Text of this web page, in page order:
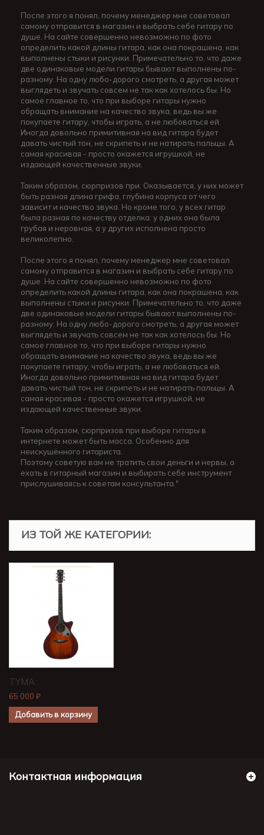
После этого я понял, почему менеджер мне советовал
самому отправится в магазин и выбрать себе гитару по
душе. На сайте совершенно невозможно по фото
определить какой длины гитара, как она покрашена, как
выполнены стыки и рисунки. Примечательно то, что даже
две одинаковые модели гитары бывают выполнены по-
разному. На одну любо-дорого смотреть, а другая может
выглядеть и звучать совсем не так как хотелось бы. Но
самое главное то, что при выборе гитары нужно
обращать внимание на качество звука, ведь вы же
покупаете гитару, чтобы играть, а не любоваться ей.
Иногда довольно примитивная на вид гитара будет
давать чистый тон, не скрипеть и не натирать пальцы. А
самая красивая - просто окажется игрушкой, не
издающей качественные звуки.
Таким образом, сюрпризов при. Оказывается, у них может
быть разная длина грифа, глубина корпуса от чего
зависит и качество звука. Но кроме того, у всех гитар
была разная по качеству отделка: у одних она была
грубая и неровная, а у других исполнена просто
великолепно.
После этого я понял, почему менеджер мне советовал
самому отправится в магазин и выбрать себе гитару по
душе. На сайте совершенно невозможно по фото
определить какой длины гитара, как она покрашена, как
выполнены стыки и рисунки. Примечательно то, что даже
две одинаковые модели гитары бывают выполнены по-
разному. На одну любо-дорого смотреть, а другая может
выглядеть и звучать совсем не так как хотелось бы. Но
самое главное то, что при выборе гитары нужно
обращать внимание на качество звука, ведь вы же
покупаете гитару, чтобы играть, а не любоваться ей.
Иногда довольно примитивная на вид гитара будет
давать чистый тон, не скрипеть и не натирать пальцы. А
самая красивая - просто окажется игрушкой, не
издающей качественные звуки.
Таким образом, сюрпризов при выборе гитары в
интернете может быть масса. Особенно для
неискушённого гитариста.
Поэтому советую вам не тратить свои деньги и нервы, а
ехать в гитарный магазин и выбирать себе инструмент
прислушиваясь к советам консультанта."
ИЗ ТОЙ ЖЕ КАТЕГОРИИ:
TYMA...
65 000 ₽
Добавить в корзину
Контактная информация